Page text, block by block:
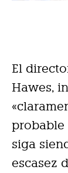
El
Hawes,
probable
siga
escasez